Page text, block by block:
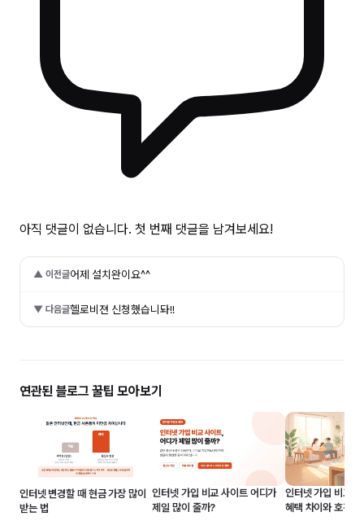
아직 댓글이 없습니다. 첫 번째 댓글을 남겨보세요!
▲ 이전글어제 설치완이요^^
▼ 다음글헬로비젼 신청했습니돠!!
연관된 블로그 꿀팁 모아보기
인터넷 변경할 때 현금 가장 많이
받는 법
인터넷 가입 비교 사이트 어디가
제일 많이 줄까?
인터넷 가입 비교
혜택 차이와 호갱